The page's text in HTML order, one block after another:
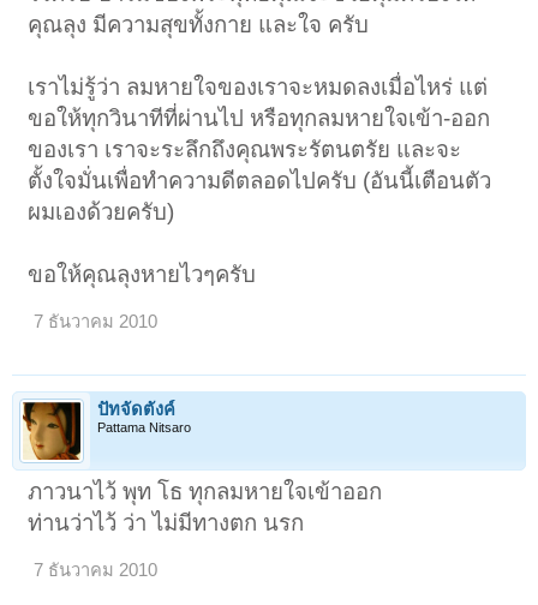
คุณลุง มีความสุขทั้งกาย และใจ ครับ
เราไม่รู้ว่า ลมหายใจของเราจะหมดลงเมื่อไหร่ แต่
ขอให้ทุกวินาทีที่ผ่านไป หรือทุกลมหายใจเข้า-ออก
ของเรา เราจะระลึกถึงคุณพระรัตนตรัย และจะ
ตั้งใจมั่นเพื่อทำความดีตลอดไปครับ (อันนี้เตือนตัว
ผมเองด้วยครับ)
ขอให้คุณลุงหายไวๆครับ
7 ธันวาคม 2010
ปัทจัดตังค์
Pattama Nitsaro
ภาวนาไว้ พุท โธ ทุกลมหายใจเข้าออก
ท่านว่าไว้ ว่า ไม่มีทางตก นรก
7 ธันวาคม 2010